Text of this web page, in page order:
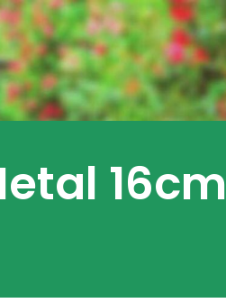
16cm